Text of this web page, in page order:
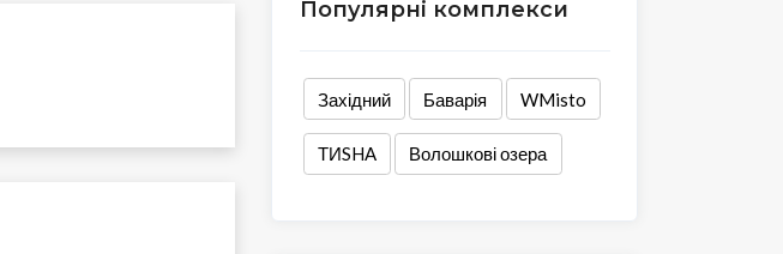
Популярні комплекси
Західний Баварія WMisto
ТИSHA Волошкові озера